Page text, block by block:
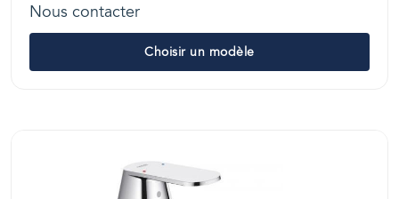
Nous contacter
Choisir un modèle